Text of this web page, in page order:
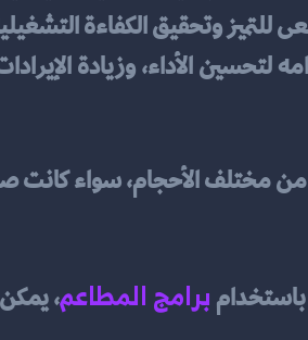
للتميز وتحقيق الكفاءة
من مختلف الأحجام، سواء كانت
برامج المطاعم،